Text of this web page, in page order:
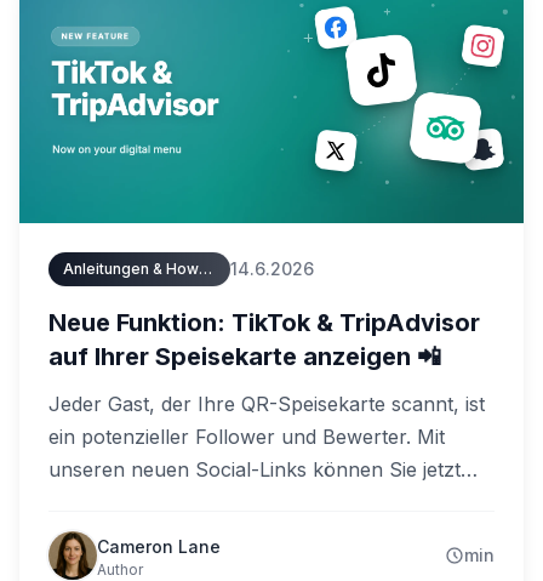
Anleitungen & How-Tos 14.6.2026
Neue Funktion: TikTok & TripAdvisor
auf Ihrer Speisekarte anzeigen 📲
Jeder Gast, der Ihre QR-Speisekarte scannt, ist
ein potenzieller Follower und Bewerter. Mit
unseren neuen Social-Links können Sie jetzt
präsentieren – neben Facebook, Instagram, X
und Snapchat. Tragen Sie Ihren
Cameron Lane
Author
min